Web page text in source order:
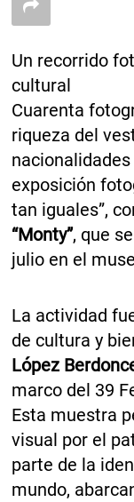
Un recorrido
cultural
Cuarenta
riqueza del
exposición
tan iguales”,
“Monty”, que
julio en el
La actividad
de cultura y
López
marco del 39
Esta muestra
visual por el
parte de la
mundo,